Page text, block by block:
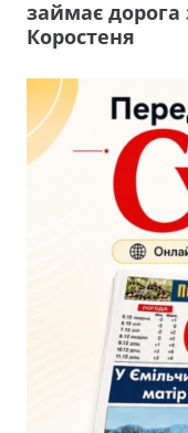
займає дорога
Коростеня